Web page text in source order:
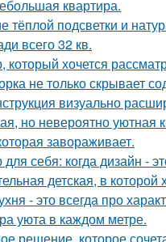
квартира.
тёплой подсветки и
всего 32 кв.
который хочется
не только скрывает
визуально
но невероятно уютная
завораживает.
себя: когда дизайн -
детская, в которой
- это всегда про
уюта в каждом метре.